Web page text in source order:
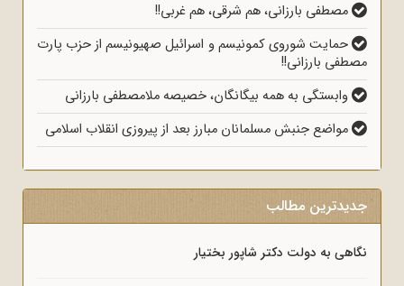
مصطفی بارزانی، هم شرقی، هم غربی!!
حمایت شوروی کمونیسم و اسرائیل صهیونیسم از حزب پارت
مصطفی بارزانی!!
وابستگی به همه بیگانگان، خصیصه ملامصطفی بارزانی
مواضع جنبش مسلمانان مبارز بعد از پیروزی انقلاب اسلامی
جدیدترین مطالب
نگاهی به دولت دکتر شاپور بختیار